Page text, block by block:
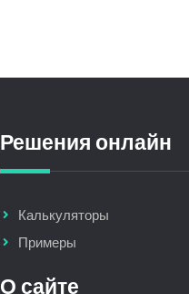
Решения онлайн
Калькуляторы
Примеры
О сайте